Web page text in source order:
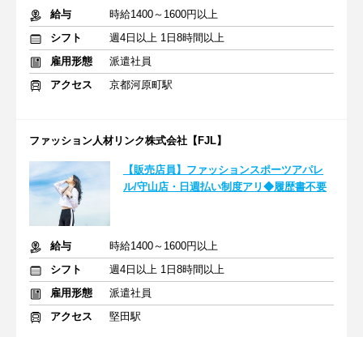
給与
時給1400～1600円以上
シフト
週4日以上 1日8時間以上
雇用形態
派遣社員
アクセス
京都河原町駅
ファッション人材リンク株式会社【FJL】
【販売店員】ファッションスポーツアパレ
ル/守山店・日週払い制度アリ◆履歴書不要
給与
時給1400～1600円以上
シフト
週4日以上 1日8時間以上
雇用形態
派遣社員
アクセス
堅田駅